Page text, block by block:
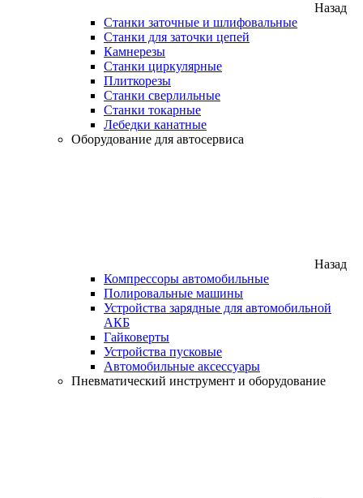
Назад
Станки заточные и шлифовальные
Станки для заточки цепей
Камнерезы
Станки циркулярные
Плиткорезы
Станки сверлильные
Станки токарные
Лебедки канатные
Оборудование для автосервиса
Назад
Компрессоры автомобильные
Полировальные машины
Устройства зарядные для автомобильной
АКБ
Гайковерты
Устройства пусковые
Автомобильные аксессуары
Пневматический инструмент и оборудование